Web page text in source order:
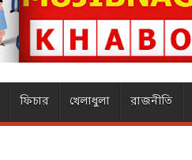
ফিচার খেলাধুলা রাজনীতি